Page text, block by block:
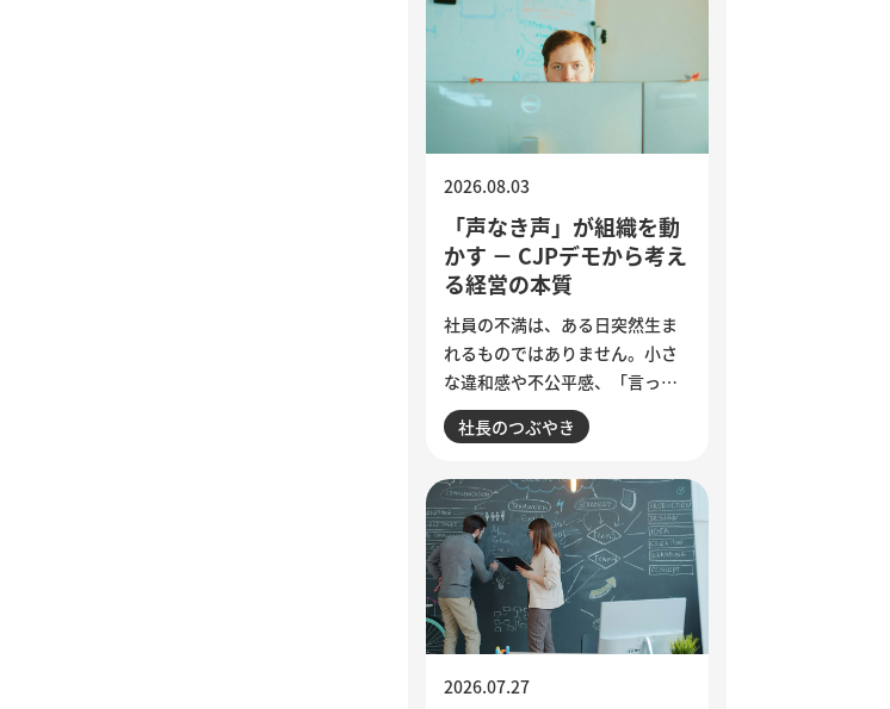
「声なき声」が組織を動
かす － CJPデモから考え
る経営の本質
2026.08.03
社員の不満は、ある日突然生ま
れるものではありません。小さ
な違和感や不公平感、「言って
も変わらない」という諦めが積
み重なり、退職やエンゲージメ
インドで若者の抗議運動が教育
相の辞任につながった出来事か
ら、組織に潜む「声なき声」に
耳を傾け、問題の兆しに誠実に
向き合う経営のあり方を考えま
す。
社長のつぶやき
2026.07.27